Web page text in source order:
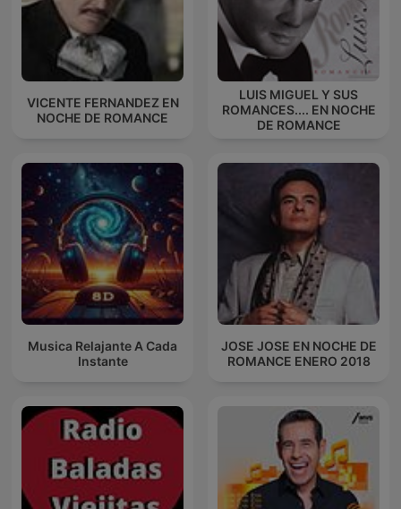
VICENTE FERNANDEZ EN
NOCHE DE ROMANCE
LUIS MIGUEL Y SUS
ROMANCES.... EN NOCHE
DE ROMANCE
Musica Relajante A Cada
Instante
JOSE JOSE EN NOCHE DE
ROMANCE ENERO 2018